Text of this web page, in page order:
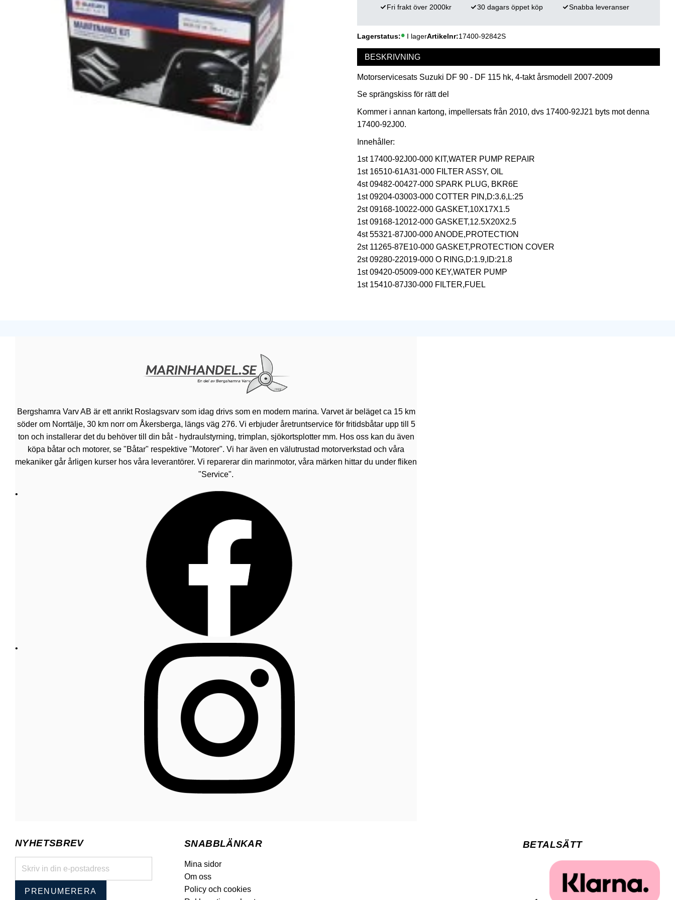
Lagerstatus I lagerArtikelnr 17400-92842S
Fri frakt över 2000kr 30 dagars öppet köp Snabba leveranser
BESKRIVNING
Motorservicesats Suzuki DF 90 - DF 115 hk, 4-takt årsmodell 2007-2009
Se sprängskiss för rätt del
Kommer i annan kartong, impellersats från 2010, dvs 17400-92J21 byts mot denna
17400-92J00.
Innehåller:
1st 17400-92J00-000 KIT,WATER PUMP REPAIR
1st 16510-61A31-000 FILTER ASSY, OIL
4st 09482-00427-000 SPARK PLUG, BKR6E
1st 09204-03003-000 COTTER PIN,D:3.6,L:25
2st 09168-10022-000 GASKET,10X17X1.5
1st 09168-12012-000 GASKET,12.5X20X2.5
4st 55321-87J00-000 ANODE,PROTECTION
2st 11265-87E10-000 GASKET,PROTECTION COVER
2st 09280-22019-000 O RING,D:1.9,ID:21.8
1st 09420-05009-000 KEY,WATER PUMP
1st 15410-87J30-000 FILTER,FUEL
Bergshamra Varv AB är ett anrikt Roslagsvarv som idag drivs som en modern marina. Varvet är beläget ca 15 km
söder om Norrtälje, 30 km norr om Åkersberga, längs väg 276. Vi erbjuder åretruntservice för fritidsbåtar upp till 5
ton och installerar det du behöver till din båt - hydraulstyrning, trimplan, sjökortsplotter mm. Hos oss kan du även
köpa båtar och motorer, se "Båtar" respektive "Motorer". Vi har även en välutrustad motorverkstad och våra
mekaniker går årligen kurser hos våra leverantörer. Vi reparerar din marinmotor, våra märken hittar du under fliken
"Service".
NYHETSBREV
PRENUMERERA
SNABBLÄNKAR
Mina sidor
Om oss
Policy och cookies
BETALSÄTT